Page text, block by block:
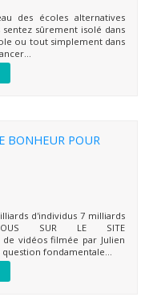
des écoles alternatives
sûrement isolé dans
ou tout simplement dans
BONHEUR POUR
d'individus 7 milliards
SUR LE SITE
de vidéos filmée par Julien
fondamentale...